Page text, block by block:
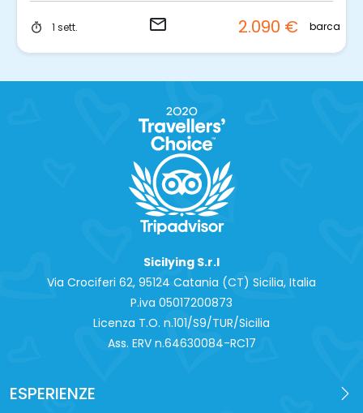
timer 1 sett. email 2.090 € barca
Sicilying S.r.l
Via Crociferi 62, 95124 Catania (CT) Sicilia, Italia
P.iva 0‍5017200873
Licenza T.O. n.101/S9/TUR/Sicilia
Ass. ERV n.64630084-RC17
ESPERIENZE